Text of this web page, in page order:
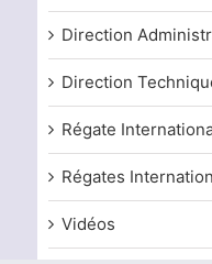
Direction
Direction
Régate
Régates
Vidéos